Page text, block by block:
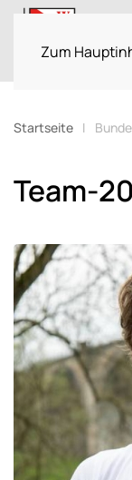
Zum
Startseite
Team-